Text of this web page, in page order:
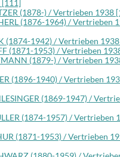
(1878-) / Vertrieben 1938
(1876-1964) / Vertrieben
(1874-1942) / Vertrieben
(1871-1953) / Vertrieben
(1879-) / Vertrieben
(1896-1940) / Vertrieben
(1869-1947) /
(1874-1957) / Vertrieben
(1871-1953) / Vertrieben